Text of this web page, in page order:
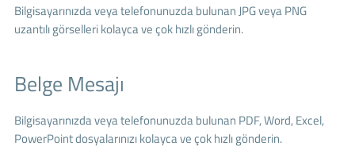
Bilgisayarınızda veya telefonunuzda bulunan JPG veya PNG
uzantılı görselleri kolayca ve çok hızlı gönderin.
Belge Mesajı
Bilgisayarınızda veya telefonunuzda bulunan PDF, Word, Excel,
PowerPoint dosyalarınızı kolayca ve çok hızlı gönderin.